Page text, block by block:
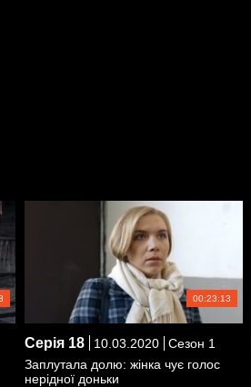
00:23:13
Серія 18 10.03.2020
Сезон 1
Заплутала долю: жінка чує голос
нерідної доньки